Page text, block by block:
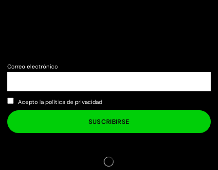
Correo electrónico
Acepto la política de privacidad